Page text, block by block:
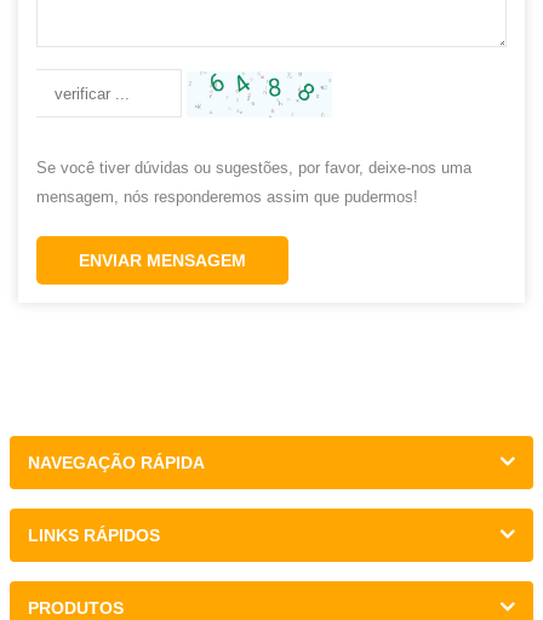
Se você tiver dúvidas ou sugestões, por favor, deixe-nos uma
mensagem, nós responderemos assim que pudermos!
ENVIAR MENSAGEM
NAVEGAÇÃO RÁPIDA
LINKS RÁPIDOS
PRODUTOS